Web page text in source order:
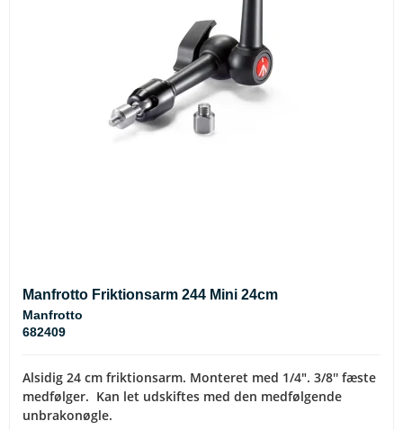
Manfrotto Friktionsarm 244 Mini 24cm
Manfrotto
682409
Alsidig 24 cm friktionsarm. Monteret med 1/4". 3/8'' fæste
medfølger. Kan let udskiftes med den medfølgende
unbrakonøgle.